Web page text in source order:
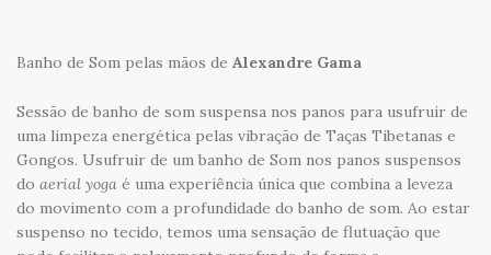
Banho de Som pelas mãos de Alexandre Gama
Sessão de banho de som suspensa nos panos para usufruir de
uma limpeza energética pelas vibração de Taças Tibetanas e
Gongos. Usufruir de um banho de Som nos panos suspensos
do aerial yoga é uma experiência única que combina a leveza
do movimento com a profundidade do banho de som. Ao estar
suspenso no tecido, temos uma sensação de flutuação que